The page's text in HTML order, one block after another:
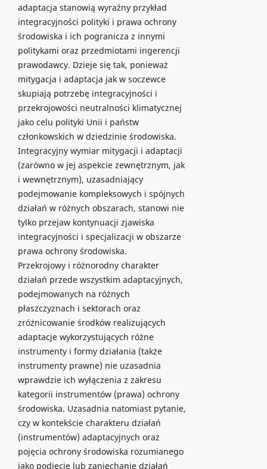
adaptacja stanowią wyraźny przykład
integracyjności polityki i prawa ochrony
środowiska i ich pogranicza z innymi
politykami oraz przedmiotami ingerencji
prawodawcy. Dzieje się tak, ponieważ
mitygacja i adaptacja jak w soczewce
skupiają potrzebę integracyjności i
przekrojowości neutralności klimatycznej
jako celu polityki Unii i państw
członkowskich w dziedzinie środowiska.
Integracyjny wymiar mitygacji i adaptacji
(zarówno w jej aspekcie zewnętrznym, jak
i wewnętrznym), uzasadniający
podejmowanie kompleksowych i spójnych
działań w różnych obszarach, stanowi nie
tylko przejaw kontynuacji zjawiska
integracyjności i specjalizacji w obszarze
prawa ochrony środowiska.
Przekrojowy i różnorodny charakter
działań przede wszystkim adaptacyjnych,
podejmowanych na różnych
płaszczyznach i sektorach oraz
zróżnicowanie środków realizujących
adaptacje wykorzystujących różne
instrumenty i formy działania (także
instrumenty prawne) nie uzasadnia
wprawdzie ich wyłączenia z zakresu
kategorii instrumentów (prawa) ochrony
środowiska. Uzasadnia natomiast pytanie,
czy w kontekście charakteru działań
(instrumentów) adaptacyjnych oraz
pojęcia ochrony środowiska rozumianego
jako podjęcie lub zaniechanie działań